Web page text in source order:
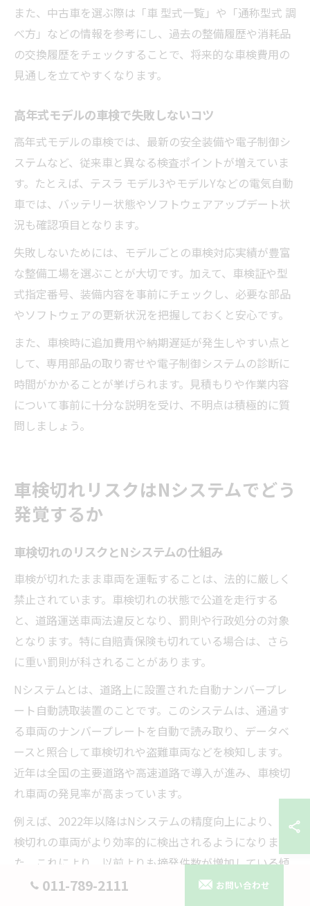
また、中古車を選ぶ際は「車 型式一覧」や「通称型式 調
べ方」などの情報を参考にし、過去の整備履歴や消耗品
の交換履歴をチェックすることで、将来的な車検費用の
見通しを立てやすくなります。
高年式モデルの車検で失敗しないコツ
高年式モデルの車検では、最新の安全装備や電子制御シ
ステムなど、従来車と異なる検査ポイントが増えていま
す。たとえば、テスラ モデル3やモデルYなどの電気自動
車では、バッテリー状態やソフトウェアアップデート状
況も確認項目となります。
失敗しないためには、モデルごとの車検対応実績が豊富
な整備工場を選ぶことが大切です。加えて、車検証や型
式指定番号、装備内容を事前にチェックし、必要な部品
やソフトウェアの更新状況を把握しておくと安心です。
また、車検時に追加費用や納期遅延が発生しやすい点と
して、専用部品の取り寄せや電子制御システムの診断に
時間がかかることが挙げられます。見積もりや作業内容
について事前に十分な説明を受け、不明点は積極的に質
問しましょう。
車検切れリスクはNシステムでどう
発覚するか
車検切れのリスクとNシステムの仕組み
車検が切れたまま車両を運転することは、法的に厳しく
禁止されています。車検切れの状態で公道を走行する
と、道路運送車両法違反となり、罰則や行政処分の対象
となります。特に自賠責保険も切れている場合は、さら
に重い罰則が科されることがあります。
Nシステムとは、道路上に設置された自動ナンバープレ
ート自動読取装置のことです。このシステムは、通過す
る車両のナンバープレートを自動で読み取り、データベ
ースと照合して車検切れや盗難車両などを検知します。
近年は全国の主要道路や高速道路で導入が進み、車検切
れ車両の発見率が高まっています。
例えば、2022年以降はNシステムの精度向上により、車
検切れの車両がより効率的に検出されるようになりまし
た。これにより、以前よりも摘発件数が増加している傾
向が見られます。中古車購入時や車検のタイミングに
011-789-2111 お問い合わせ